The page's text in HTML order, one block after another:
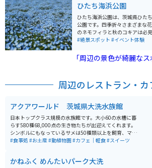
ひたち海浜公園
ひたち海浜公園は、茨城県ひた
公園です。四季折々さまざまな
のネモフィラと秋のコキアは必
「みはらしの丘」一面に広がる
っ赤に染め上げる光景は、まる
ようです。 開園時間は9:30から17:00までとなっていま
らの花が咲いているため、写真
ーベキュー施設もあります。マ
には、仲間と食材を持ち寄って
#絶景スポット #イベント体験
「周辺の景色が綺麗な
周辺のレストラン・カ
アクアワールド 茨城県大洗水族館
日本トップクラス規模の水族館です。大小60の水槽に暮
らす580種68,000点の生き物たちが出迎えてくれます。
シンボルにもなっているサメは50種類以上を飼育、マン
ボウの専用水槽のサイズは日本一です。 絶景スポットあ
#食事処 #お土産#動植物園#カフェ｜軽食#スイーツ
かねふく めんたいパーク大洗